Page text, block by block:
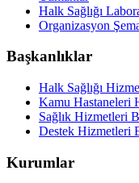
Halk Sağlığı
Organizasyon
Başkanlıklar
Halk Sağlığı
Kamu Hastaneleri
Sağlık Hizmetleri
Destek Hizmetleri
Kurumlar